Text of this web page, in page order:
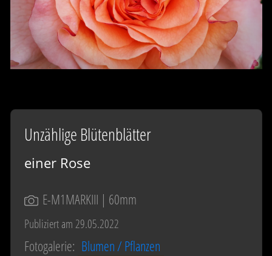
Unzählige Blütenblätter
einer Rose
E-M1MARKIII | 60mm
Publiziert am 29.05.2022
Fotogalerie: Blumen / Pflanzen